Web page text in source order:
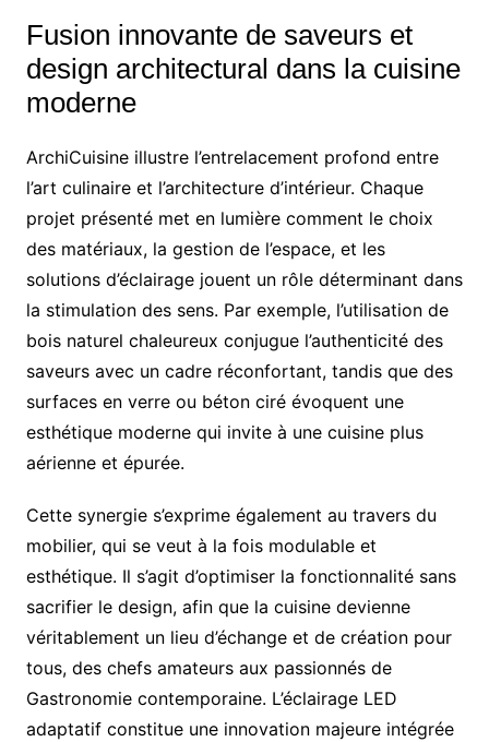
Fusion innovante de saveurs et
design architectural dans la cuisine
moderne
ArchiCuisine illustre l’entrelacement profond entre
l’art culinaire et l’architecture d’intérieur. Chaque
projet présenté met en lumière comment le choix
des matériaux, la gestion de l’espace, et les
solutions d’éclairage jouent un rôle déterminant dans
la stimulation des sens. Par exemple, l’utilisation de
bois naturel chaleureux conjugue l’authenticité des
saveurs avec un cadre réconfortant, tandis que des
surfaces en verre ou béton ciré évoquent une
esthétique moderne qui invite à une cuisine plus
aérienne et épurée.
Cette synergie s’exprime également au travers du
mobilier, qui se veut à la fois modulable et
esthétique. Il s’agit d’optimiser la fonctionnalité sans
sacrifier le design, afin que la cuisine devienne
véritablement un lieu d’échange et de création pour
tous, des chefs amateurs aux passionnés de
Gastronomie contemporaine. L’éclairage LED
adaptatif constitue une innovation majeure intégrée